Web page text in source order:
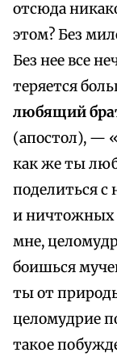
отсюда
этом? Без
Без нее все
теряется
любящий
(апостол), — «
как же ты
поделиться
и ничтожных
мне,
боишься
ты от
целомудрие
такое